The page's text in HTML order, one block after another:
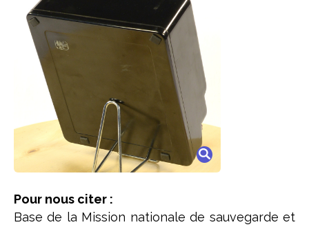
Pour nous citer :
Base de la Mission nationale de sauvegarde et